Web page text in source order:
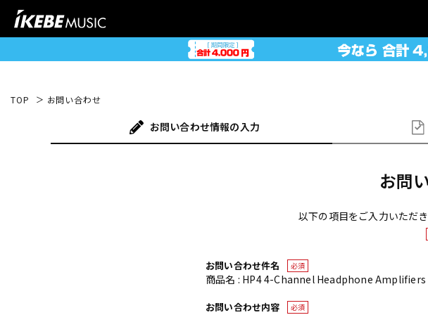
TOP お問い合わせ
お問い合わせ情報の入力
お問
以下の項目をご入力いただ
お問い合わせ件名 必須
商品名 : HP4 4-Channel Headphone
お問い合わせ内容 必須